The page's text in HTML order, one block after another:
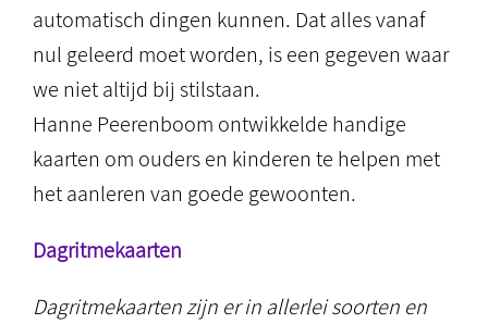
automatisch dingen kunnen. Dat alles vanaf
nul geleerd moet worden, is een gegeven waar
we niet altijd bij stilstaan.
Hanne Peerenboom ontwikkelde handige
kaarten om ouders en kinderen te helpen met
het aanleren van goede gewoonten.
Dagritmekaarten
Dagritmekaarten zijn er in allerlei soorten en